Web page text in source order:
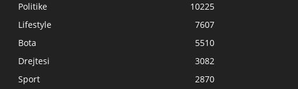
Politike
10225
Lifestyle
7607
Bota
5510
Drejtesi
3082
Sport
2870